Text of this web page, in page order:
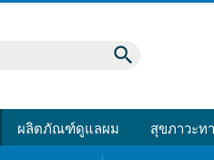
search
ผลิตภัณฑ์ดูแลผม สุขภาวะท